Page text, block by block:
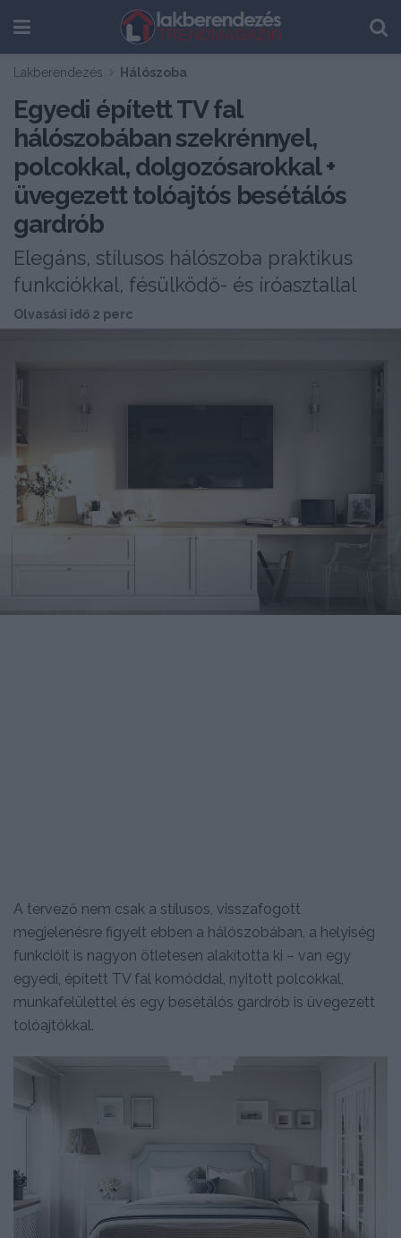
Lakberendezés Hálószoba
Egyedi épített TV fal
hálószobában szekrénnyel,
polcokkal, dolgozósarokkal +
üvegezett tolóajtós besétálós
gardrób
Elegáns, stílusos hálószoba praktikus
funkciókkal, fésülködő- és íróasztallal
Olvasási idő 2 perc
A tervező nem csak a stílusos, visszafogott
megjelenésre figyelt ebben a hálószobában, a helyiség
funkcióit is nagyon ötletesen alakította ki – van egy
egyedi, épített TV fal komóddal, nyitott polcokkal,
munkafelülettel és egy besétálós gardrób is üvegezett
tolóajtókkal.